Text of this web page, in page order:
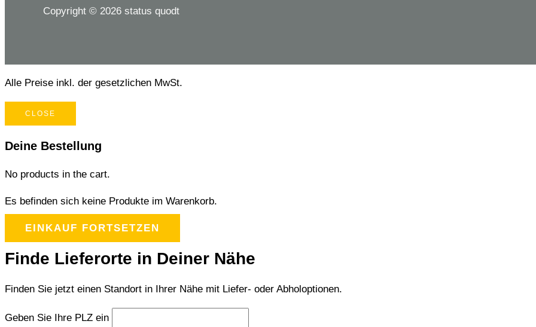
Copyright © 2026 status quodt
Alle Preise inkl. der gesetzlichen MwSt.
CLOSE
Deine Bestellung
No products in the cart.
Es befinden sich keine Produkte im Warenkorb.
EINKAUF FORTSETZEN
Finde Lieferorte in Deiner Nähe
Finden Sie jetzt einen Standort in Ihrer Nähe mit Liefer- oder Abholoptionen.
Geben Sie Ihre PLZ ein